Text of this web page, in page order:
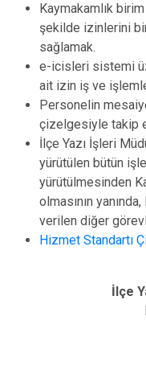
Kaymakamlık
şekilde izinlerini
sağlamak.
e-icisleri sistemi
ait izin iş ve
Personelin
çizelgesiyle takip
İlçe Yazı İşleri
yürütülen bütün
yürütülmesinden
olmasının
verilen diğer
Hizmet Standartı
İlçe